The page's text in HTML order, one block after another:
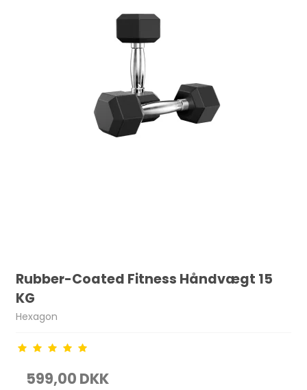
Rubber-Coated Fitness Håndvægt 15
KG
Hexagon
599,00 DKK